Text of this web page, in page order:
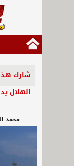
شارك هذا
الهلال
محمد